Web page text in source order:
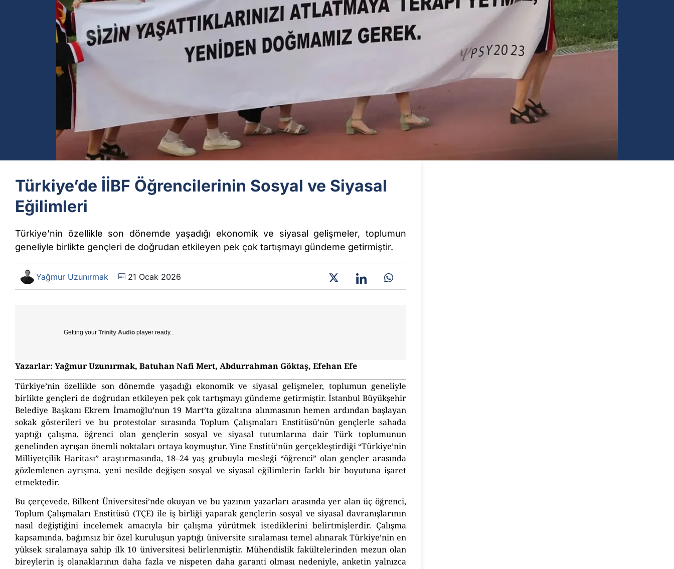
Türkiye’de İİBF Öğrencilerinin Sosyal ve Siyasal
Eğilimleri
Türkiye’nin özellikle son dönemde yaşadığı ekonomik ve siyasal gelişmeler, toplumun
geneliyle birlikte gençleri de doğrudan etkileyen pek çok tartışmayı gündeme getirmiştir.
Yağmur Uzunırmak 21 Ocak 2026
Getting your Trinity Audio player ready...
Yazarlar: Yağmur Uzunırmak, Batuhan Nafi Mert, Abdurrahman Göktaş, Efehan Efe
Türkiye’nin özellikle son dönemde yaşadığı ekonomik ve siyasal gelişmeler, toplumun geneliyle
birlikte gençleri de doğrudan etkileyen pek çok tartışmayı gündeme getirmiştir. İstanbul Büyükşehir
Belediye Başkanı Ekrem İmamoğlu’nun 19 Mart’ta gözaltına alınmasının hemen ardından başlayan
sokak gösterileri ve bu protestolar sırasında Toplum Çalışmaları Enstitüsü’nün gençlerle sahada
yaptığı çalışma, öğrenci olan gençlerin sosyal ve siyasal tutumlarına dair Türk toplumunun
genelinden ayrışan önemli noktaları ortaya koymuştur. Yine Enstitü’nün gerçekleştirdiği “Türkiye’nin
Milliyetçilik Haritası” araştırmasında, 18–24 yaş grubuyla mesleği “öğrenci” olan gençler arasında
gözlemlenen ayrışma, yeni nesilde değişen sosyal ve siyasal eğilimlerin farklı bir boyutuna işaret
etmektedir.
Bu çerçevede, Bilkent Üniversitesi’nde okuyan ve bu yazının yazarları arasında yer alan üç öğrenci,
Toplum Çalışmaları Enstitüsü (TÇE) ile iş birliği yaparak gençlerin sosyal ve siyasal davranışlarının
nasıl değiştiğini incelemek amacıyla bir çalışma yürütmek istediklerini belirtmişlerdir. Çalışma
kapsamında, bağımsız bir özel kuruluşun yaptığı üniversite sıralaması temel alınarak Türkiye’nin en
yüksek sıralamaya sahip ilk 10 üniversitesi belirlenmiştir. Mühendislik fakültelerinden mezun olan
bireylerin iş olanaklarının daha fazla ve nispeten daha garanti olması nedeniyle, anketin yalnızca